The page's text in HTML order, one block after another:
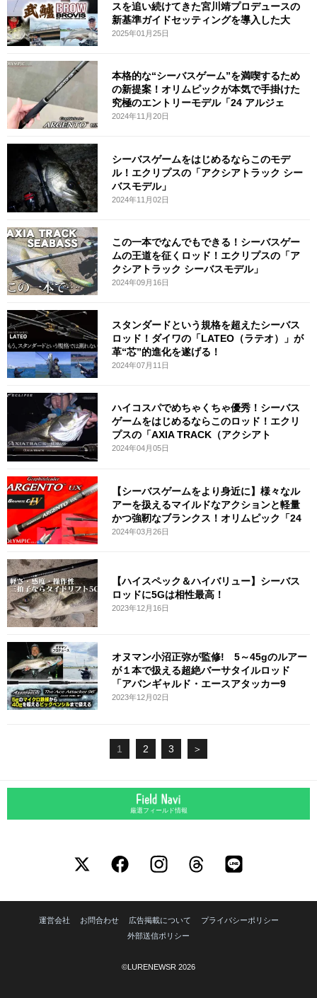
スを追い続けてきた宮川靖プロデュースの
新基準ガイドセッティングを導入した大
2025年01月25日
本格的な“シーバスゲーム”を満喫するため
の新提案！オリムピックが本気で手掛けた
究極のエントリーモデル「24 アルジェ
2024年11月20日
シーバスゲームをはじめるならこのモデ
ル！エクリプスの「アクシアトラック シー
バスモデル」
2024年11月02日
この一本でなんでもできる！シーバスゲー
ムの王道を征くロッド！エクリプスの「ア
クシアトラック シーバスモデル」
2024年09月16日
スタンダードという規格を超えたシーバス
ロッド！ダイワの「LATEO（ラテオ）」が
革“芯”的進化を遂げる！
2024年07月11日
ハイコスパでめちゃくちゃ優秀！シーバス
ゲームをはじめるならこのロッド！エクリ
プスの「AXIA TRACK（アクシアト
2024年04月05日
【シーバスゲームをより身近に】様々なル
アーを扱えるマイルドなアクションと軽量
かつ強靭なブランクス！オリムピック「24
2024年03月26日
【ハイスペック＆ハイバリュー】シーバス
ロッドに5Gは相性最高！
2023年12月16日
オヌマン小沼正弥が監修! 5～45gのルアー
が１本で扱える超絶バーサタイルロッド
「アバンギャルド・エースアタッカー9
2023年12月02日
1 2 3 ＞
厳選フィールド情報
運営会社 お問合わせ 広告掲載について
プライバシーポリシー
外部送信ポリシー
©LURENEWSR 2026